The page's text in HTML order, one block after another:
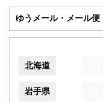
ゆうメール・メール便
北海道
岩手県